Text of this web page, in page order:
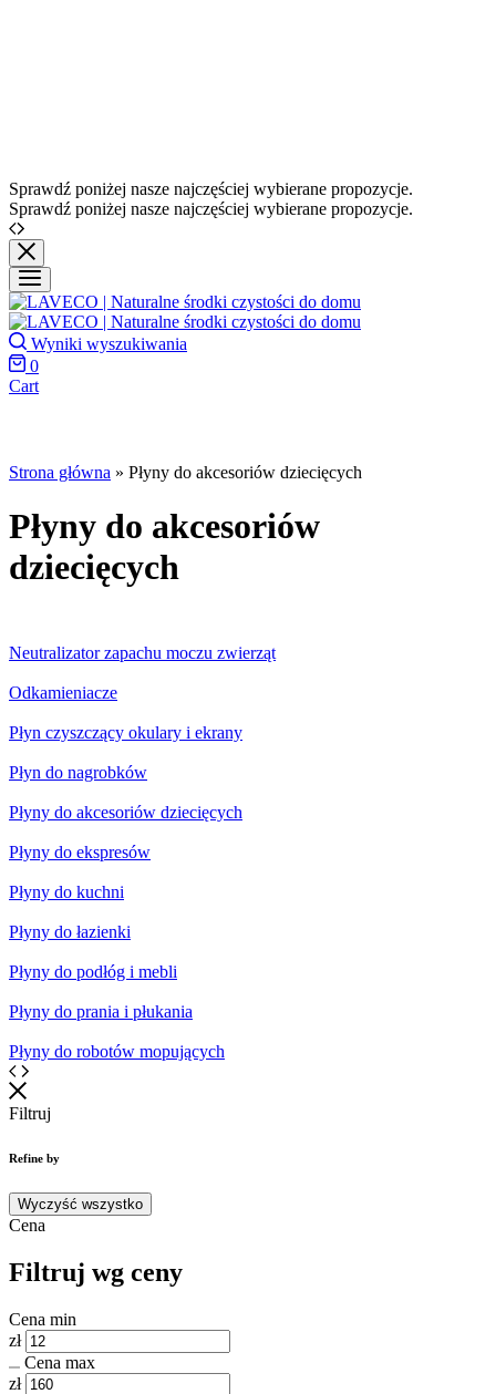
Sprawdź poniżej nasze najczęściej wybierane propozycje.
Sprawdź poniżej nasze najczęściej wybierane propozycje.
Wyniki wyszukiwania
0
Cart
Strona główna » Płyny do akcesoriów dziecięcych
Płyny do akcesoriów
dziecięcych
Neutralizator zapachu moczu zwierząt
Odkamieniacze
Płyn czyszczący okulary i ekrany
Płyn do nagrobków
Płyny do akcesoriów dziecięcych
Płyny do ekspresów
Płyny do kuchni
Płyny do łazienki
Płyny do podłóg i mebli
Płyny do prania i płukania
Płyny do robotów mopujących
Filtruj
Refine by
Wyczyść wszystko
Cena
Filtruj wg ceny
Cena min
zł
Cena max
zł